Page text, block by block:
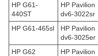
HP G61-
440ST
HP Pavilion
dv6-3022sr
HP G61-465sl
HP Pavilion
dv6-3025er
HP G62
HP Pavilion